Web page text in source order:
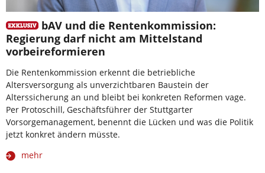
bAV und die Rentenkommission:
Regierung darf nicht am Mittelstand
vorbeireformieren
Die Rentenkommission erkennt die betriebliche
Altersversorgung als unverzichtbaren Baustein der
Alterssicherung an und bleibt bei konkreten Reformen vage.
Per Protoschill, Geschäftsführer der Stuttgarter
Vorsorgemanagement, benennt die Lücken und was die Politik
jetzt konkret ändern müsste.
mehr